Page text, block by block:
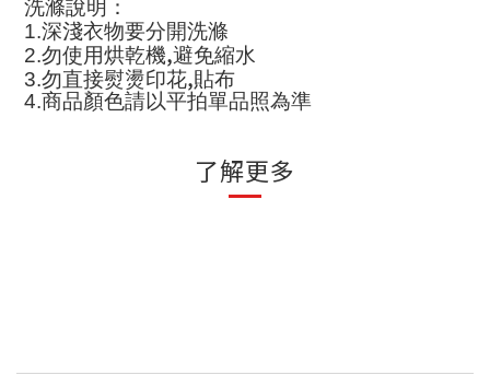
洗滌說明：
1.深淺衣物要分開洗滌
2.勿使用烘乾機,避免縮水
3.勿直接熨燙印花,貼布
4.商品顏色請以平拍單品照為準
了解更多